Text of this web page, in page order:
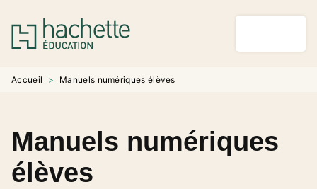
MENU RECHERCHE
PIED DE PAGE
Accueil > Manuels numériques élèves
Manuels numériques
élèves